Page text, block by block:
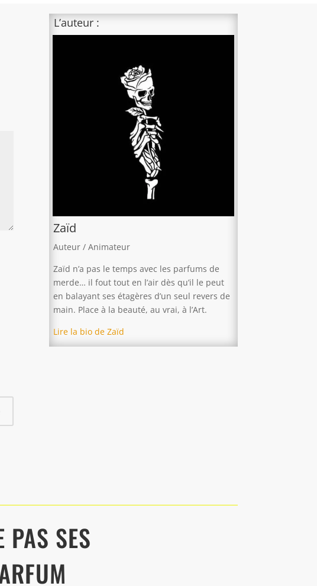
L’auteur :
Zaïd
Auteur / Animateur
Zaïd n’a pas le temps avec les parfums de
merde… il fout tout en l’air dès qu’il le peut
en balayant ses étagères d’un seul revers de
main. Place à la beauté, au vrai, à l’Art.
Lire la bio de Zaïd
PAS SES